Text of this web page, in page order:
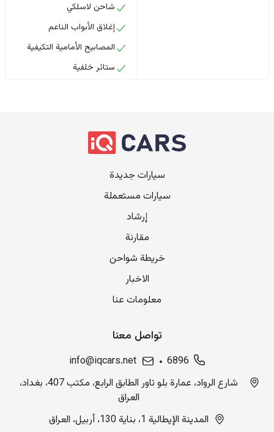
شاحن لاسلكي
إغلاق الأبواب الناعم
المصابيح الأمامية التكيفية
ستائر خلفية
سيارات جديدة
سيارات مستعملة
إرشاد
مقارنة
خريطة شواحن
الاخبار
معلومات عنا
تواصل معنا
6896
info@iqcars.net
شارع الرواد، عمارة بلو تاور الطابق الرابع، مكتب 407، بغداد،
العراق
المدينة الإيطالية 1، بناية 130، أربيل، العراق